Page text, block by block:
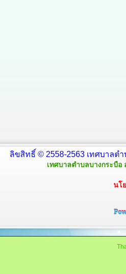
ลิขสิทธิ์ © 2558-2563 เทศบาลต
เทศบาลตำบลบางกระบือ
นโ